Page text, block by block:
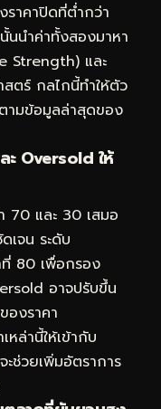
ราคาปิดที่ต่ำกว่า
นนำค่าทั้งสองมาหา
Strength) และ
ตร์ กลไกนี้ทำให้ตัว
ามข้อมูลล่าสุดของ
Oversold ให้
70 และ 30 เสมอ
เจน ระดับ
80 เพื่อกรอง
อาจปรับขึ้น
องราคา
ล่านี้ให้เข้ากับ
ช่วยเพิ่มอัตราการ